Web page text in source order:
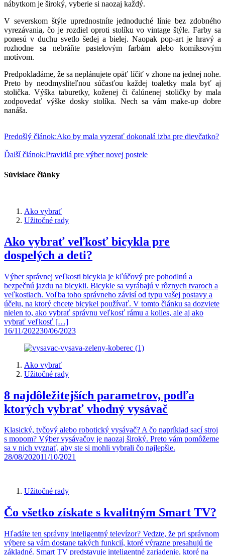
nábytkom je široký, vyberie si naozaj každý.
V severskom štýle uprednostníte jednoduché línie bez zdobného
vyrezávania, čo je rozdiel oproti stolíku vo vintage štýle. Farby sa
ponesú v duchu svetlo šedej a bielej. Naopak pop-art je hravý a
rozhodne sa nebráňte pastelovým farbám alebo komiksovým
motívom.
Predpokladáme, že sa neplánujete opäť líčiť v zhone na jednej nohe.
Preto by neodmysliteľnou súčasťou každej toaletky mala byť aj
stolička. Výška taburetky, koženej či čalúnenej stoličky by mala
zodpovedať výške dosky stolíka. Nech sa vám make-up dobre
nanáša.
Predošlý článok:Ako by mala vyzerať dokonalá izba pre dievčatko?
Ďalší článok:Pravidlá pre výber novej postele
Súvisiace články
Ako vybrať
Užitočné rady
Ako vybrať veľkosť bicykla pre
dospelých a deti?
Výber správnej veľkosti bicykla je kľúčový pre pohodlnú a
bezpečnú jazdu na bicykli. Bicykle sa vyrábajú v rôznych tvaroch a
veľkostiach. Voľba toho správneho závisí od typu vašej postavy a
účelu, na ktorý chcete bicykel používať. V tomto článku sa dozviete
nielen to, ako vybrať správnu veľkosť rámu a kolies, ale aj ako
vybrať veľkosť […]
16/11/202230/06/2023
Ako vybrať
Užitočné rady
8 najdôležitejších parametrov, podľa
ktorých vybrať vhodný vysávač
Klasický, tyčový alebo robotický vysávač? A čo napríklad sací stroj
s mopom? Výber vysávačov je naozaj široký. Preto vám pomôžeme
sa v nich vyznať, aby ste si mohli vybrali čo najlepšie.
28/08/202011/10/2021
Užitočné rady
Čo všetko získate s kvalitným Smart TV?
Hľadáte ten správny inteligentný televízor? Vedzte, že pri správnom
výbere sa vám dostane takých funkcií, ktoré výrazne presahujú tie
základné. Smart TV predstavuje inteligentné zariadenie, ktoré na